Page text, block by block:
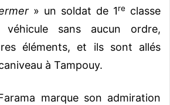
» un soldat de 1re classe
sans aucun ordre,
éléments, et ils sont allés
à Tampouy.
marque son admiration